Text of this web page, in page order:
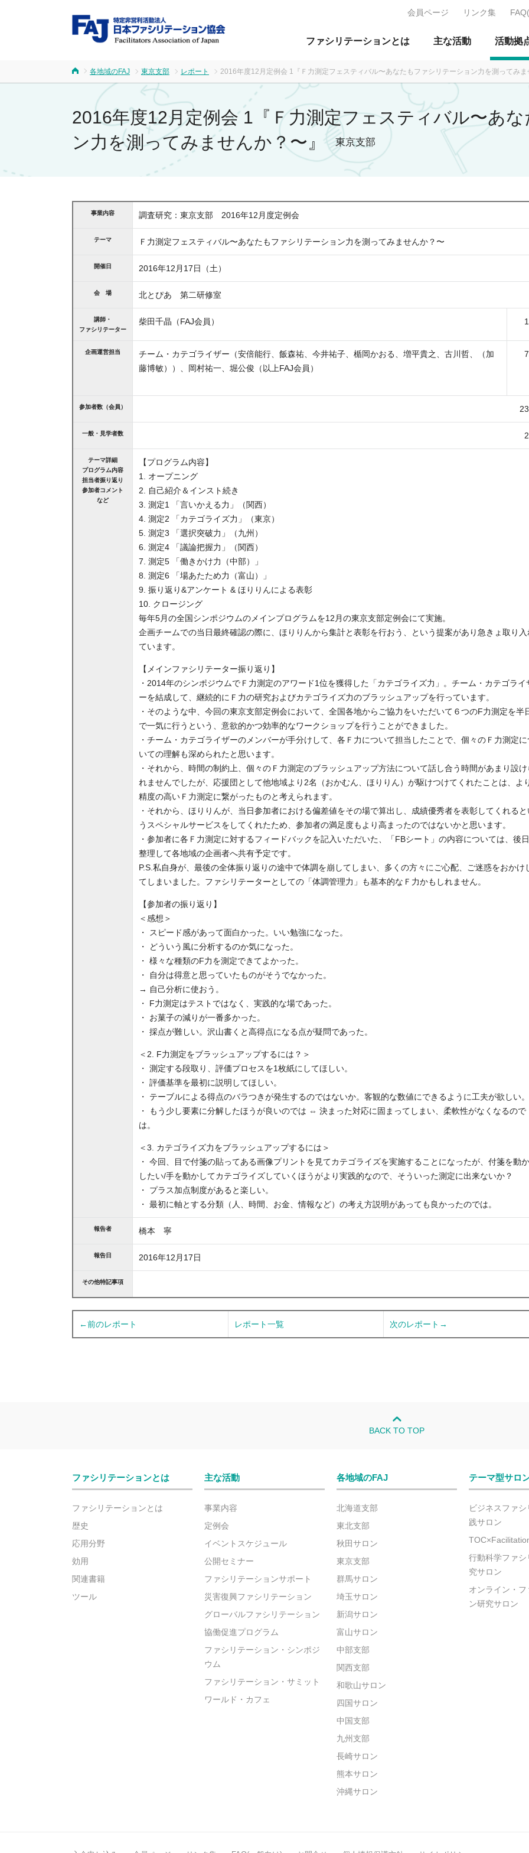
FAJ：特定非営利活動法人 日本ファ
ファシリテーションとは 主な活動 活動拠
会員ページ リンク集
各地域のFAJ 東京支部 レポート 2016年度12月定例会 1『Ｆ力測定フェスティバル〜あなたもファシリテーション力を測ってみま
2016年度12月定例会 1『Ｆ力測定フェスティバル〜あ
ン力を測ってみませんか？〜』
東京支部
事業内容 調査研究：東京支部 2016年12月度定例会
テーマ Ｆ力測定フェスティバル〜あなたもファシリテーション力を測ってみませんか？〜
開催日 2016年12月17日（土）
会 場 北とぴあ 第二研修室
講師・
ファシリテーター
柴田千晶（FAJ会員）
企画運営担当
チーム・カテゴライザー（安倍能行、飯森祐、今井祐子、楯岡かおる、増平貴之、古川哲、（加
藤博敏））、岡村祐一、堀公俊（以上FAJ会員）
参加者数（会員）
一般・見学者数
テーマ詳細
プログラム内容
担当者振り返り
参加者コメント
など
【プログラム内容】
1. オープニング
2. 自己紹介＆インスト続き
3. 測定1 「言いかえる力」（関西）
4. 測定2 「カテゴライズ力」（東京）
5. 測定3 「選択突破力」（九州）
6. 測定4 「議論把握力」（関西）
7. 測定5 「働きかけ力（中部）」
8. 測定6 「場あたため力（富山）」
9. 振り返り&アンケート & ほりりんによる表彰
10. クロージング
毎年5月の全国シンポジウムのメインプログラムを12月の東京支部定例会にて実施。
企画チームでの当日最終確認の際に、ほりりんから集計と表彰を行おう、という提案があり急きょ取り入
ています。
【メインファシリテーター振り返り】
・2014年のシンポジウムでＦ力測定のアワード1位を獲得した「カテゴライズ力」。チーム・カテゴライ
ーを結成して、継続的にＦ力の研究およびカテゴライズ力のブラッシュアップを行っています。
・そのような中、今回の東京支部定例会において、全国各地からご協力をいただいて６つのF力測定を半
で一気に行うという、意欲的かつ効率的なワークショップを行うことができました。
・チーム・カテゴライザーのメンバーが手分けして、各Ｆ力について担当したことで、個々のＦ力測定に
いての理解も深められたと思います。
・それから、時間の制約上、個々のＦ力測定のブラッシュアップ方法について話し合う時間があまり設け
れませんでしたが、応援団として他地域より2名（おかむん、ほりりん）が駆けつけてくれたことは、よ
精度の高いＦ力測定に繋がったものと考えられます。
・それから、ほりりんが、当日参加者における偏差値をその場で算出し、成績優秀者を表彰してくれると
うスペシャルサービスをしてくれたため、参加者の満足度もより高まったのではないかと思います。
・参加者に各Ｆ力測定に対するフィードバックを記入いただいた、「FBシート」の内容については、後日
整理して各地域の企画者へ共有予定です。
P.S.私自身が、最後の全体振り返りの途中で体調を崩してしまい、多くの方々にご心配、ご迷惑をおかけ
てしまいました。ファシリテーターとしての「体調管理力」も基本的なＦ力かもしれません。
【参加者の振り返り】
＜感想＞
・ スピード感があって面白かった。いい勉強になった。
・ どういう風に分析するのか気になった。
・ 様々な種類のF力を測定できてよかった。
・ 自分は得意と思っていたものがそうでなかった。
→ 自己分析に使おう。
・ F力測定はテストではなく、実践的な場であった。
・ お菓子の減りが一番多かった。
・ 採点が難しい。沢山書くと高得点になる点が疑問であった。
＜2. F力測定をブラッシュアップするには？＞
・ 測定する段取り、評価プロセスを1枚紙にしてほしい。
・ 評価基準を最初に説明してほしい。
・ テーブルによる得点のバラつきが発生するのではないか。客観的な数値にできるように工夫が欲しい。
・ もう少し要素に分解したほうが良いのでは ⇔ 決まった対応に固まってしまい、柔軟性がなくなるので
は。
＜3. カテゴライズ力をブラッシュアップするには＞
・ 今回、目で付箋の貼ってある画像プリントを見てカテゴライズを実施することになったが、付箋を動か
したい/手を動かしてカテゴライズしていくほうがより実践的なので、そういった測定に出来ないか？
・ プラス加点制度があると楽しい。
・ 最初に軸とする分類（人、時間、お金、情報など）の考え方説明があっても良かったのでは。
報告者 橋本 寧
報告日 2016年12月17日
その他特記事項
←前のレポート レポート一覧 次のレポート→
BACK TO TOP
ファシリテーションとは
ファシリテーションとは
歴史
応用分野
効用
関連書籍
ツール
主な活動
事業内容
定例会
イベントスケジュール
公開セミナー
ファシリテーションサポート
災害復興ファシリテーション
グローバルファシリテーション
協働促進プログラム
ファシリテーション・シンポジ
ウム
ファシリテーション・サミット
ワールド・カフェ
各地域のFAJ
北海道支部
東北支部
秋田サロン
東京支部
群馬サロン
埼玉サロン
新潟サロン
富山サロン
中部支部
関西支部
和歌山サロン
四国サロン
中国支部
九州支部
長崎サロン
熊本サロン
沖縄サロン
テーマ型サロ
ビジネスファ
践サロン
行動科学ファ
究サロン
オンライン・フ
ン研究サロン